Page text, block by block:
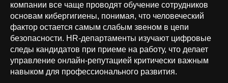
компании все чаще проводят обучение сотрудников
основам кибергигиены, понимая, что человеческий
фактор остается самым слабым звеном в цепи
безопасности. HR-департаменты изучают цифровые
следы кандидатов при приеме на работу, что делает
управление онлайн-репутацией критически важным
навыком для профессионального развития.